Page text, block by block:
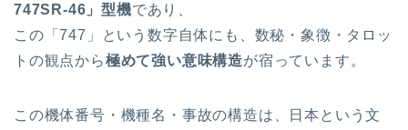
747SR-46」型機であり、
この「747」という数字自体にも、数秘・象徴・タロッ
トの観点から極めて強い意味構造が宿っています。
この機体番号・機種名・事故の構造は、日本という文